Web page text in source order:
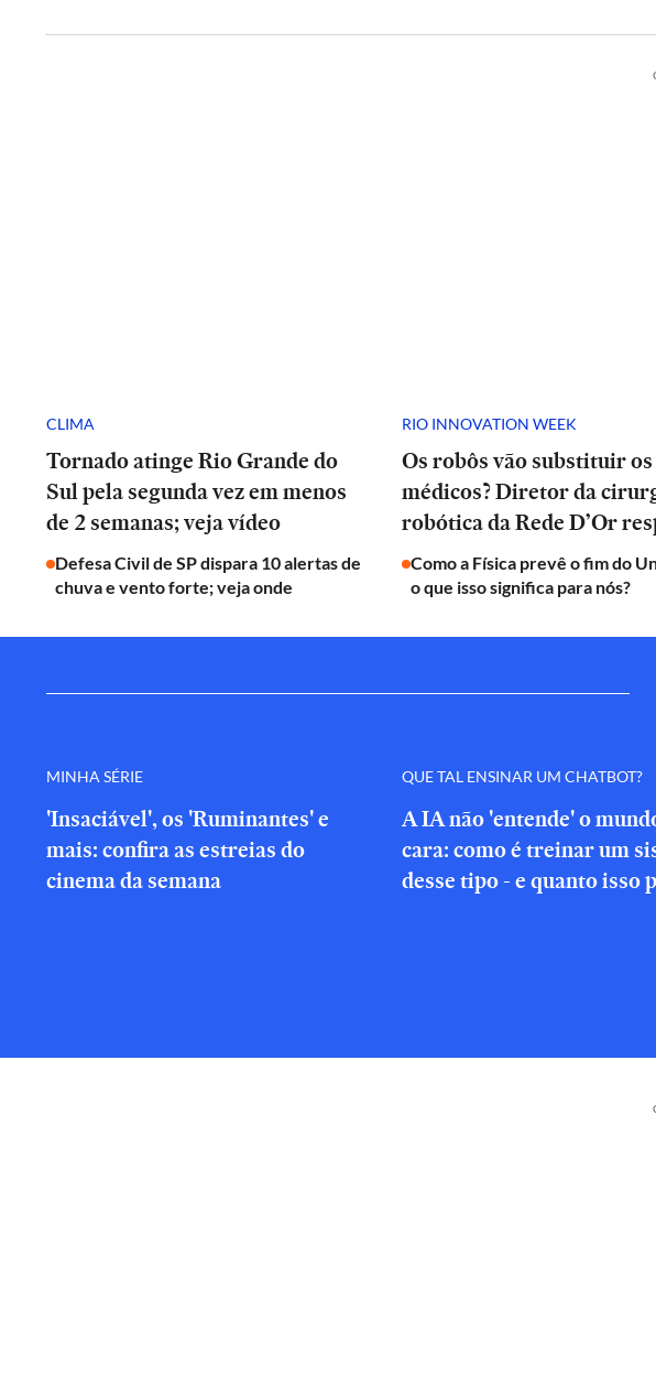
CLIMA
Tornado atinge Rio Grande do
Sul pela segunda vez em menos
de 2 semanas; veja vídeo
Defesa Civil de SP dispara 10 alertas de
chuva e vento forte; veja onde
RIO INNOVATION WEEK
Os robôs vão substituir os
médicos? Diretor da
robótica da Rede D’Or
Como a Física prevê o fim do
o que isso significa para nós?
MINHA SÉRIE
'Insaciável', os 'Ruminantes' e
mais: confira as estreias do
cinema da semana
QUE TAL ENSINAR UM CHATBOT?
A IA não 'entende' o
cara: como é treinar um
desse tipo - e quanto isso